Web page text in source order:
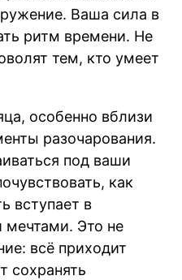
Ваша сила в
ритм времени. Не
тем, кто умеет
особенно вблизи
разочарования.
под ваши
как
вступает в
мечтами. Это не
всё приходит
сохранять